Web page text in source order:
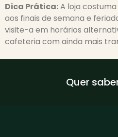
Dica Prática:A loja
aos finais de semana e
visite-a em horários
cafeteria com ainda mais
Quer